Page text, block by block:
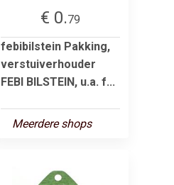
€ 0.79
febibilstein Pakking,
verstuiverhouder
FEBI BILSTEIN, u.a. f...
Meerdere shops